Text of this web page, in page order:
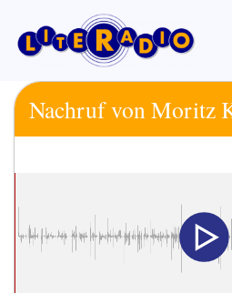
Inhalt
springen
Nachruf von Moritz